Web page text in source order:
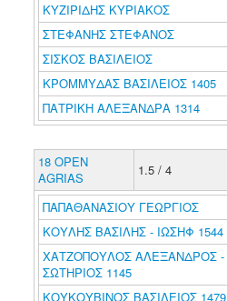
ΚΥΖΙΡΙΔΗΣ ΚΥΡΙΑΚΟΣ
ΣΤΕΦΑΝΗΣ ΣΤΕΦΑΝΟΣ
ΣΙΣΚΟΣ ΒΑΣΙΛΕΙΟΣ
ΚΡΟΜΜΥΔΑΣ ΒΑΣΙΛΕΙΟΣ 1405
ΠΑΤΡΙΚΗ ΑΛΕΞΑΝΔΡΑ 1314
18 OPEN
AGRIAS
1.5 / 4
ΠΑΠΑΘΑΝΑΣΙΟΥ ΓΕΩΡΓΙΟΣ
ΚΟΥΛΗΣ ΒΑΣΙΛΗΣ - ΙΩΣΗΦ 1544
ΧΑΤΖΟΠΟΥΛΟΣ ΑΛΕΞΑΝΔΡΟΣ -
ΣΩΤΗΡΙΟΣ 1145
ΚΟΥΚΟΥΒΙΝΟΣ ΒΑΣΙΛΕΙΟΣ 1479